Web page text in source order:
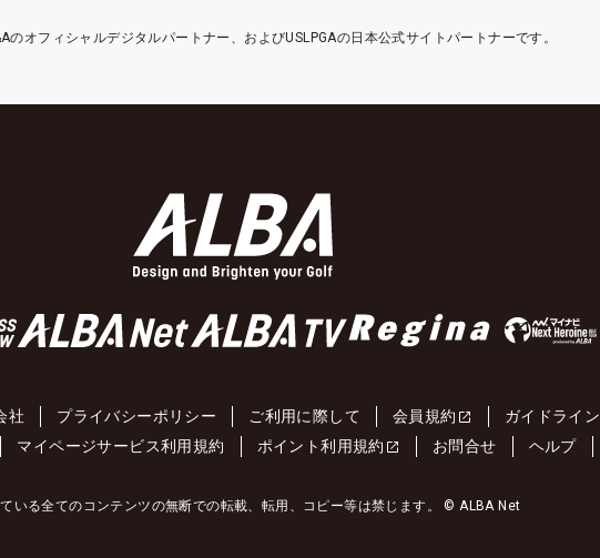
のオフィシャルデジタルパートナー、およびUSLPGAの日本公式サイトパートナーです。
社 プライバシーポリシー ご利用に際して 会員規約 ガイドライン
マイページサービス利用規約 ポイント利用規約 お問合せ ヘルプ
いる全てのコンテンツの無断での転載、転用、コピー等は禁じます。 © ALBA Net